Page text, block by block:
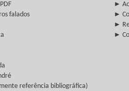
►
falados
►
►
►
referência bibliográfica)